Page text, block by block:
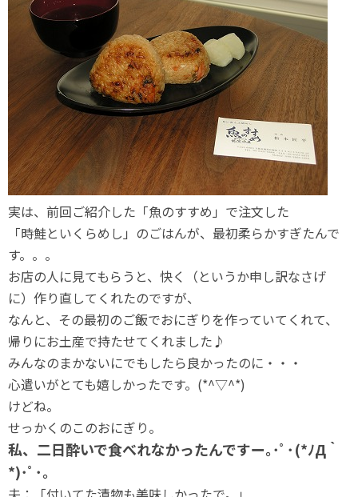
実は、前回ご紹介した「魚のすすめ」で注文した
「時鮭といくらめし」のごはんが、最初柔らかすぎたんで
す。。。
お店の人に見てもらうと、快く（というか申し訳なさげ
に）作り直してくれたのですが、
なんと、その最初のご飯でおにぎりを作っていてくれて、
帰りにお土産で持たせてくれました♪
みんなのまかないにでもしたら良かったのに・・・
心遣いがとても嬉しかったです。(*^▽^*)
けどね。
せっかくのこのおにぎり。
私、二日酔いで食べれなかったんですー｡･ﾟ･(*ﾉД｀
*)･ﾟ･。